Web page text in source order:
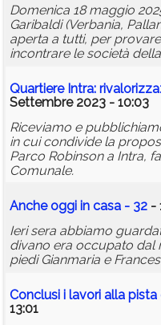
Domenica 18 maggio
Garibaldi (Verbania,
aperta a tutti, per
incontrare le società
Quartiere Intra:
Settembre 2023 - 10:03
Riceviamo e
in cui condivide la
Parco Robinson a Intra,
Comunale.
Anche oggi in casa - 32 -
Ieri sera abbiamo
divano era occupato dal
piedi Gianmaria e
Conclusi i lavori alla
13:01